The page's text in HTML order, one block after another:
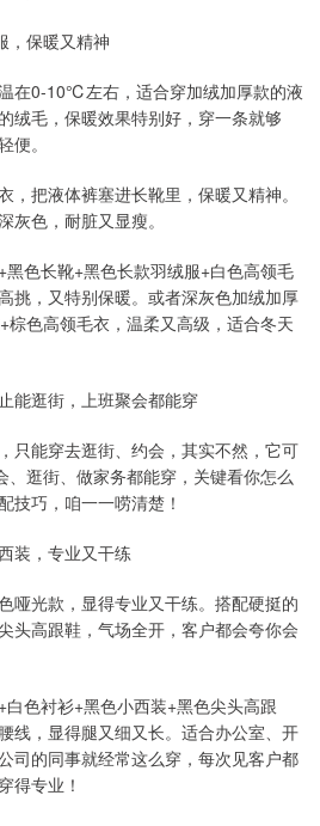
，保暖又精神
在0-10℃左右，适合穿加绒加厚款的液
绒毛，保暖效果特别好，穿一条就够
便。
，把液体裤塞进长靴里，保暖又精神。
灰色，耐脏又显瘦。
色长靴+黑色长款羽绒服+白色高领毛
挑，又特别保暖。或者深灰色加绒加厚
棕色高领毛衣，温柔又高级，适合冬天
能逛街，上班聚会都能穿
只能穿去逛街、约会，其实不然，它可
、逛街、做家务都能穿，关键看你怎么
技巧，咱一一唠清楚！
装，专业又干练
哑光款，显得专业又干练。搭配硬挺的
头高跟鞋，气场全开，客户都会夸你会
色衬衫+黑色小西装+黑色尖头高跟
线，显得腿又细又长。适合办公室、开
司的同事就经常这么穿，每次见客户都
得专业！